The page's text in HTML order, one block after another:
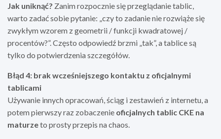
Jak uniknąć? Zanim rozpocznie się przeglądanie tablic,
warto zadać sobie pytanie: „czy to zadanie nie rozwiąże się
zwykłym wzorem z geometrii / funkcji kwadratowej /
procentów?”. Często odpowiedź brzmi „tak”, a tablice są
tylko do potwierdzenia szczegółów.
Błąd 4: brak wcześniejszego kontaktu z oficjalnymi
tablicami
Używanie innych opracowań, ściąg i zestawień z internetu, a
potem pierwszy raz zobaczenie oficjalnych tablic CKE na
maturzeto prosty przepis na chaos.